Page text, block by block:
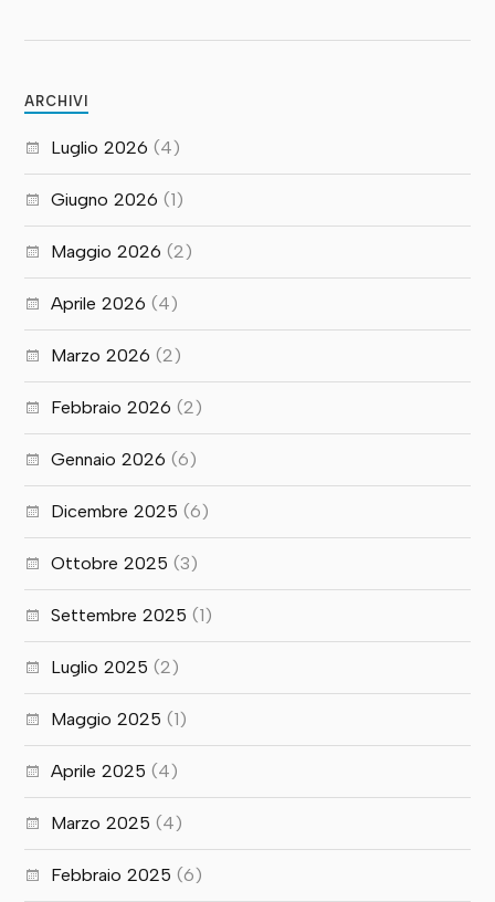
ARCHIVI
Luglio 2026 (4)
Giugno 2026 (1)
Maggio 2026 (2)
Aprile 2026 (4)
Marzo 2026 (2)
Febbraio 2026 (2)
Gennaio 2026 (6)
Dicembre 2025 (6)
Ottobre 2025 (3)
Settembre 2025 (1)
Luglio 2025 (2)
Maggio 2025 (1)
Aprile 2025 (4)
Marzo 2025 (4)
Febbraio 2025 (6)